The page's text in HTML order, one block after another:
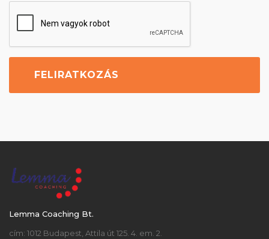
Lemma Coaching Bt.
cím: 1012 Budapest, Attila út 125. 4. em. 2.